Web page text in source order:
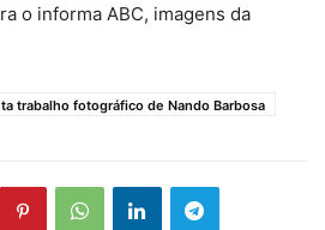
o informa ABC, imagens da
trabalho fotográfico de Nando Barbosa